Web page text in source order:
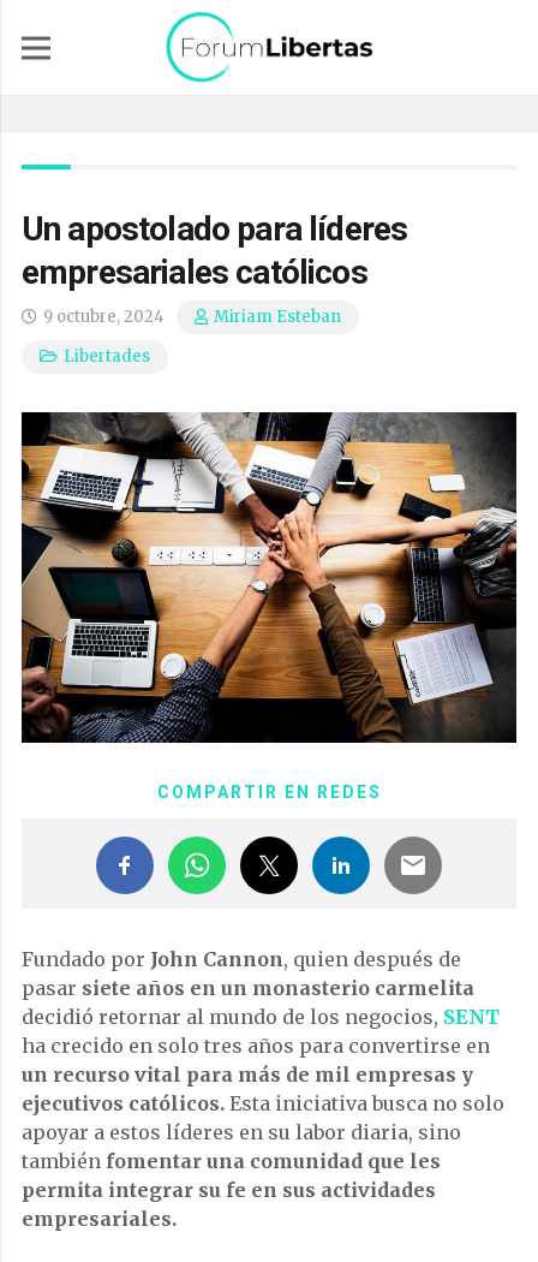
Un apostolado para líderes
empresariales católicos
9 octubre, 2024
Miriam Esteban
Libertades
COMPARTIR EN REDES
Fundado por John Cannon, quien después de
pasar siete años en un monasterio carmelita
decidió retornar al mundo de los negocios, SENT
ha crecido en solo tres años para convertirse en
un recurso vital para más de mil empresas y
ejecutivos católicos. Esta iniciativa busca no solo
apoyar a estos líderes en su labor diaria, sino
también fomentar una comunidad que les
permita integrar su fe en sus actividades
empresariales.